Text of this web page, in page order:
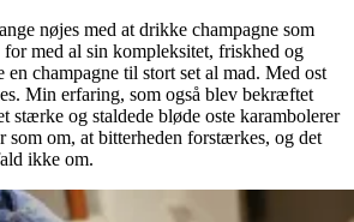
nøjes med at drikke champagne som
med al sin kompleksitet, friskhed og
en champagne til stort set al mad. Med ost
Min erfaring, som også blev bekræftet
stærke og staldede bløde oste karambolerer
som om, at bitterheden forstærkes, og det
ikke om.